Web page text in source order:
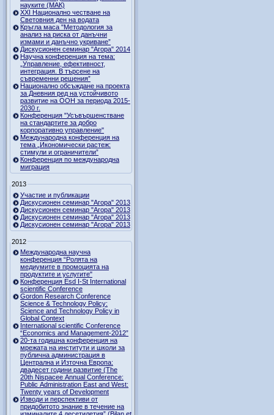
науките (МАК)
XXI Национално честване на
Световния ден на водата
Кръгла маса "Методология за
анализ на риска от данъчни
измами и данъчно укриване”
Дискусионен семинар "Агора" 2014
Научна конференция на тема:
„Управление, ефективност,
интеграция. В търсене на
съвременни решения”
Национално обсъждане на проекта
за Дневния ред на устойчивото
развитие на ООН за периода 2015-
2030 г.
Конференция "Усъвършенстване
на стандартите за добро
корпоративно управление"
Международна конференция на
тема „Икономически растеж:
стимули и ограничители”
Конференция по международна
миграция
2013
Участие и публикации
Дискусионен семинар "Агора" 2013
Дискусионен семинар "Агора" 2013
Дискусионен семинар "Агора" 2013
Дискусионен семинар "Агора" 2013
2012
Международна научна
конференция “Ролята на
медиумите в промоцията на
продуктите и услугите"
Конференция Esd I-St International
scientific Conference
Gordon Research Сonference
Science & Technology Policy:
Science and Technology Policy in
Global Context
International scientific Conference
“Economics and Management-2012”
20-та годишна конференция на
мрежата на институти и школи за
публична администрация в
Централна и Източна Европа:
двадесет години развитие (The
20th Nispacee Annual Conference:
Public Administration East and West:
Twenty years of Development
Изводи и перспективи от
придобитото знание в течение на